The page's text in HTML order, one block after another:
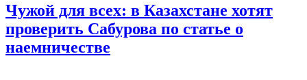
Чужой для всех: в Казахстане хотят
проверить Сабурова по статье о
наемничестве